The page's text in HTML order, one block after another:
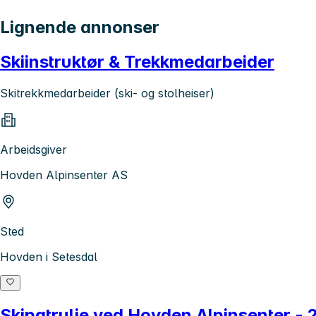
Lignende annonser
Skiinstruktør & Trekkmedarbeider
Skitrekkmedarbeider (ski- og stolheiser)
Arbeidsgiver
Hovden Alpinsenter AS
Sted
Hovden i Setesdal